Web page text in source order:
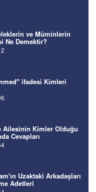
ve Müminlerin
Ne Demektir?
ifadesi Kimleri
Ailesinin Kimler Olduğu
Cevapları
Uzaktaki Arkadaşları
Adetleri